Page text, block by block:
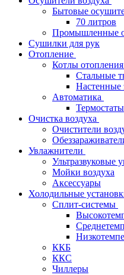
Бытовые
70 литров
Промышленные
Сушилки для рук
Отопление
Котлы отопления
Стальные
Настенные
Автоматика
Термостаты
Очистка воздуха
Очистители
Увлажнители
Ультразвуковые
Мойки воздуха
Аксессуары
Холодильные
Сплит-системы
ККБ
ККС
Чиллеры